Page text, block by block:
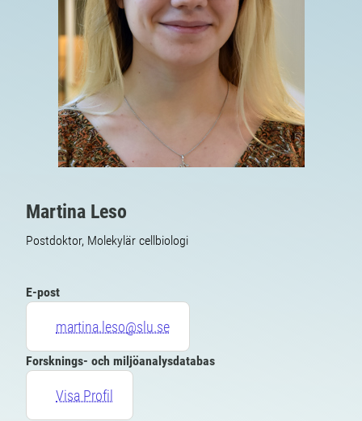
Martina Leso
Postdoktor, Molekylär cellbiologi
E-post
martina.leso@slu.se
Forsknings- och miljöanalysdatabas
Visa Profil